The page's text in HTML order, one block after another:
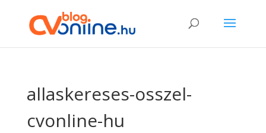
allaskereses-osszel-
cvonline-hu